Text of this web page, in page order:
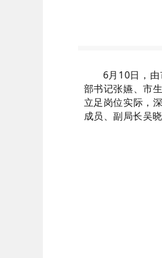
6月10日，
部书记张嬿、市
立足岗位实际，
成员、副局长吴